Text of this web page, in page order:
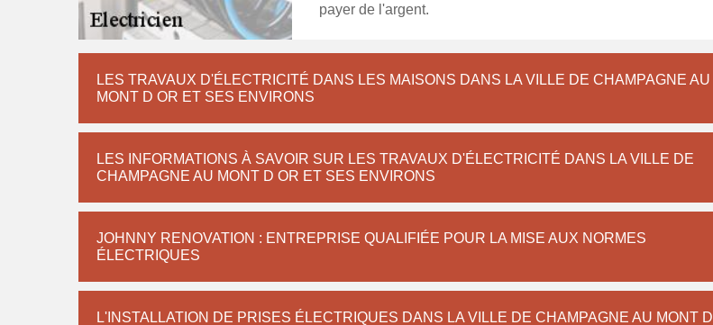
payer de l'argent.
LES TRAVAUX D'ÉLECTRICITÉ DANS LES MAISONS DANS LA VILLE DE CHAMPAGNE AU
MONT D OR ET SES ENVIRONS
LES INFORMATIONS À SAVOIR SUR LES TRAVAUX D'ÉLECTRICITÉ DANS LA VILLE DE
CHAMPAGNE AU MONT D OR ET SES ENVIRONS
JOHNNY RENOVATION : ENTREPRISE QUALIFIÉE POUR LA MISE AUX NORMES
ÉLECTRIQUES
L'INSTALLATION DE PRISES ÉLECTRIQUES DANS LA VILLE DE CHAMPAGNE AU MONT D